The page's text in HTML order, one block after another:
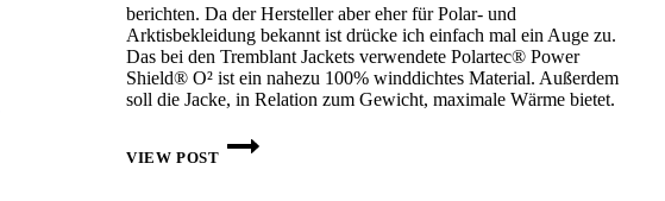
berichten. Da der Hersteller aber eher für Polar- und
Arktisbekleidung bekannt ist drücke ich einfach mal ein Auge zu.
Das bei den Tremblant Jackets verwendete Polartec® Power
Shield® O² ist ein nahezu 100% winddichtes Material. Außerdem
soll die Jacke, in Relation zum Gewicht, maximale Wärme bietet.
VIEW POST
SOFTSHELL
JACKEN